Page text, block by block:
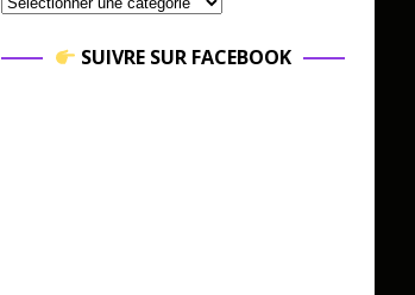
SUIVRE SUR FACEBOOK